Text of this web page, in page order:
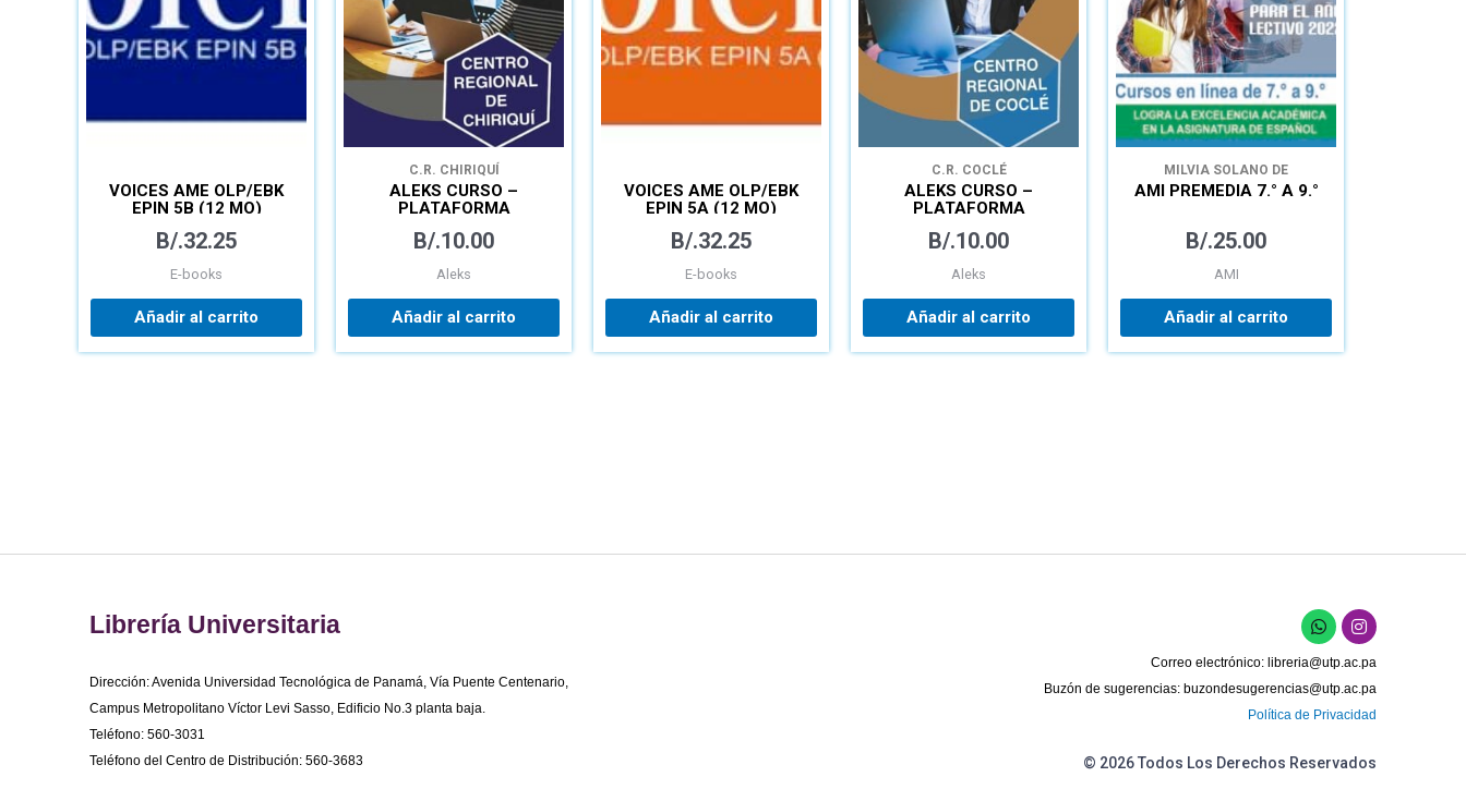
VOICES AME OLP/EBK
EPIN 5B (12 MO)
B/.32.25
E-books
Añadir al carrito
C.R. CHIRIQUÍ
ALEKS CURSO –
PLATAFORMA
APRENDIZAJE
B/.10.00
Aleks
Añadir al carrito
VOICES AME OLP/EBK
EPIN 5A (12 MO)
B/.32.25
E-books
Añadir al carrito
C.R. COCLÉ
ALEKS CURSO –
PLATAFORMA
APRENDIZAJE
B/.10.00
Aleks
Añadir al carrito
MILVIA SOLANO DE
RODRÍGUEZ
AMI PREMEDIA 7.° A 9.°
B/.25.00
AMI
Añadir al carrito
Librería Universitaria
Dirección: Avenida Universidad Tecnológica de Panamá, Vía Puente Centenario,
Campus Metropolitano Víctor Levi Sasso, Edificio No.3 planta baja.
Teléfono: 560-3031
Teléfono del Centro de Distribución: 560-3683
W
h
a
t
s
p
I
n
s
t
a
r
m
Correo electrónico: libreria@utp.ac.pa
Buzón de sugerencias: buzondesugerencias@utp.ac.pa
Política de Privacidad
© 2026 Todos Los Derechos Reservados